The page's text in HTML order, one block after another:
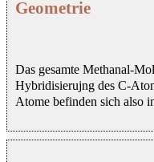
Geometrie
Das gesamte Methanal-
Hybridisierujng des C-
Atome befinden sich also